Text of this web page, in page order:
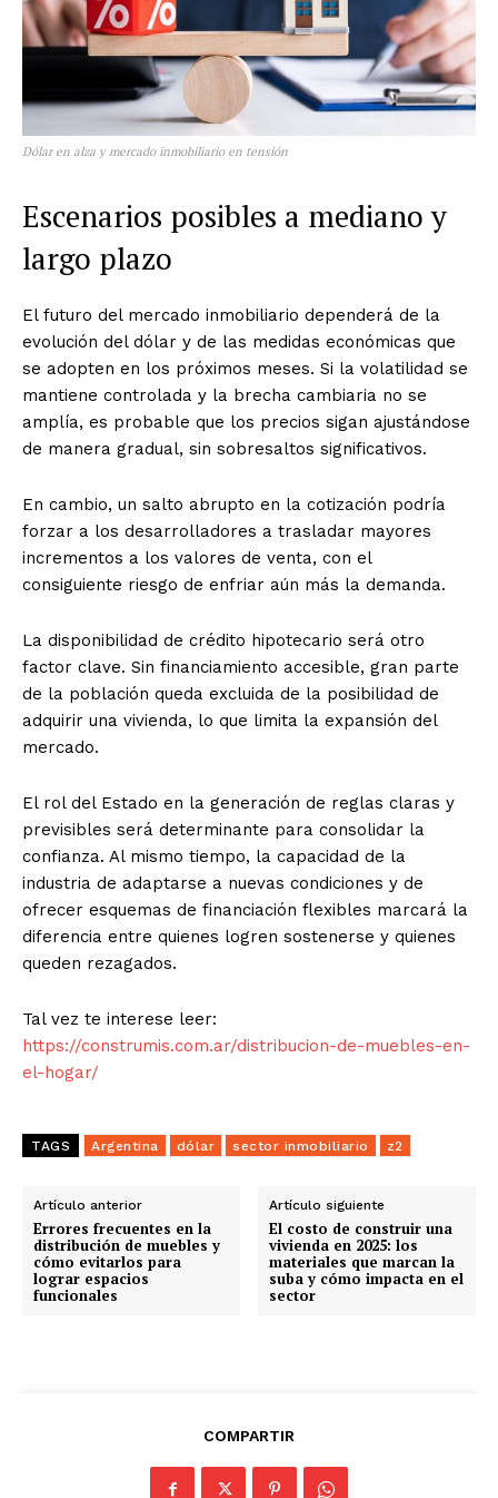
Dólar en alza y mercado inmobiliario en tensión
Escenarios posibles a mediano y
largo plazo
El futuro del mercado inmobiliario dependerá de la
evolución del dólar y de las medidas económicas que
se adopten en los próximos meses. Si la volatilidad se
mantiene controlada y la brecha cambiaria no se
amplía, es probable que los precios sigan ajustándose
de manera gradual, sin sobresaltos significativos.
En cambio, un salto abrupto en la cotización podría
forzar a los desarrolladores a trasladar mayores
incrementos a los valores de venta, con el
consiguiente riesgo de enfriar aún más la demanda.
La disponibilidad de crédito hipotecario será otro
factor clave. Sin financiamiento accesible, gran parte
de la población queda excluida de la posibilidad de
adquirir una vivienda, lo que limita la expansión del
mercado.
El rol del Estado en la generación de reglas claras y
previsibles será determinante para consolidar la
confianza. Al mismo tiempo, la capacidad de la
industria de adaptarse a nuevas condiciones y de
ofrecer esquemas de financiación flexibles marcará la
diferencia entre quienes logren sostenerse y quienes
queden rezagados.
Tal vez te interese leer:
https://construmis.com.ar/distribucion-de-muebles-en-
el-hogar/
TAGS Argentina dólar sector inmobiliario z2
Artículo anterior
Errores frecuentes en la
distribución de muebles y
cómo evitarlos para
lograr espacios
funcionales
Artículo siguiente
El costo de construir una
vivienda en 2025: los
materiales que marcan la
suba y cómo impacta en el
sector
COMPARTIR